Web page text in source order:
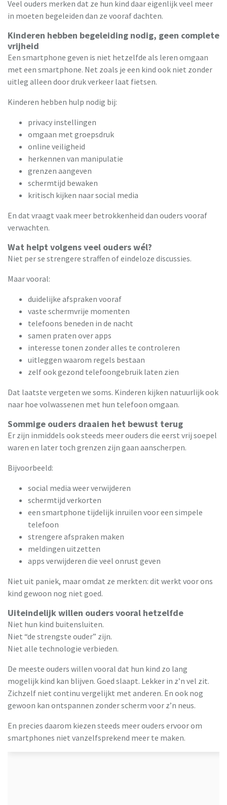
Veel ouders merken dat ze hun kind daar eigenlijk veel meer
in moeten begeleiden dan ze vooraf dachten.
Kinderen hebben begeleiding nodig, geen complete
vrijheid
Een smartphone geven is niet hetzelfde als leren omgaan
met een smartphone. Net zoals je een kind ook niet zonder
uitleg alleen door druk verkeer laat fietsen.
Kinderen hebben hulp nodig bij:
privacy instellingen
omgaan met groepsdruk
online veiligheid
herkennen van manipulatie
grenzen aangeven
schermtijd bewaken
kritisch kijken naar social media
En dat vraagt vaak meer betrokkenheid dan ouders vooraf
verwachten.
Wat helpt volgens veel ouders wél?
Niet per se strengere straffen of eindeloze discussies.
Maar vooral:
duidelijke afspraken vooraf
vaste schermvrije momenten
telefoons beneden in de nacht
samen praten over apps
interesse tonen zonder alles te controleren
uitleggen waarom regels bestaan
zelf ook gezond telefoongebruik laten zien
Dat laatste vergeten we soms. Kinderen kijken natuurlijk ook
naar hoe volwassenen met hun telefoon omgaan.
Sommige ouders draaien het bewust terug
Er zijn inmiddels ook steeds meer ouders die eerst vrij soepel
waren en later toch grenzen zijn gaan aanscherpen.
Bijvoorbeeld:
social media weer verwijderen
schermtijd verkorten
een smartphone tijdelijk inruilen voor een simpele
telefoon
strengere afspraken maken
meldingen uitzetten
apps verwijderen die veel onrust geven
Niet uit paniek, maar omdat ze merkten: dit werkt voor ons
kind gewoon nog niet goed.
Uiteindelijk willen ouders vooral hetzelfde
Niet hun kind buitensluiten.
Niet “de strengste ouder” zijn.
Niet alle technologie verbieden.
De meeste ouders willen vooral dat hun kind zo lang
mogelijk kind kan blijven. Goed slaapt. Lekker in z’n vel zit.
Zichzelf niet continu vergelijkt met anderen. En ook nog
gewoon kan ontspannen zonder scherm voor z’n neus.
En precies daarom kiezen steeds meer ouders ervoor om
smartphones niet vanzelfsprekend meer te maken.